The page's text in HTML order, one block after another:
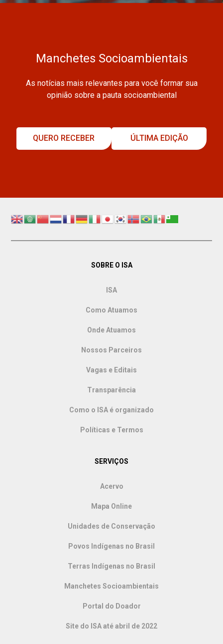
Manchetes Socioambientais
As notícias mais relevantes para você formar sua
opinião sobre a pauta socioambiental
QUERO RECEBER ÚLTIMA EDIÇÃO
SOBRE O ISA
ISA
Como Atuamos
Onde Atuamos
Nossos Parceiros
Vagas e Editais
Transparência
Como o ISA é organizado
Políticas e Termos
SERVIÇOS
Acervo
Mapa Online
Unidades de Conservação
Povos Indígenas no Brasil
Terras Indígenas no Brasil
Manchetes Socioambientais
Portal do Doador
Site do ISA até abril de 2022